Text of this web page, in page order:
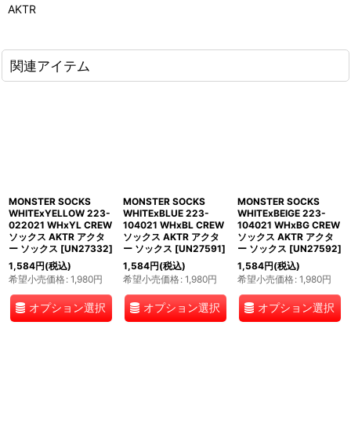
AKTR
関連アイテム
MONSTER SOCKS
WHITExYELLOW 223-
022021 WHxYL CREW
ソックス AKTR アクタ
ー ソックス [UN27332]
1,584円(税込)
希望小売価格: 1,980円
オプション選択
MONSTER SOCKS
WHITExBLUE 223-
104021 WHxBL CREW
ソックス AKTR アクタ
ー ソックス [UN27591]
1,584円(税込)
希望小売価格: 1,980円
オプション選択
MONSTER SOCKS
WHITExBEIGE 223-
104021 WHxBG CREW
ソックス AKTR アクタ
ー ソックス [UN27592]
1,584円(税込)
希望小売価格: 1,980円
オプション選択